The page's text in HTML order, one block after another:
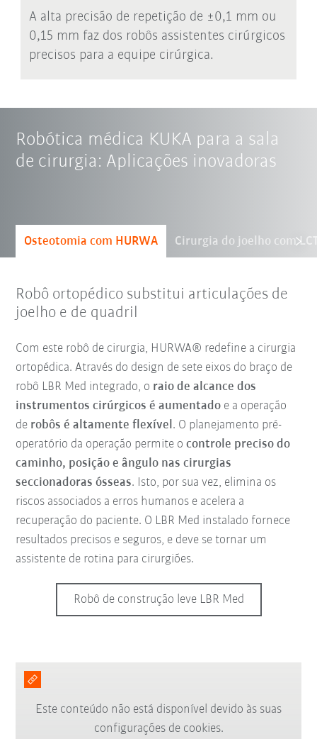
A alta precisão de repetição de ±0,1 mm ou
0,15 mm faz dos robôs assistentes cirúrgicos
precisos para a equipe cirúrgica.
Robótica médica KUKA para a sala
de cirurgia: Aplicações inovadoras
Osteotomia com HURWA Cirurgia do joelho com
Robô ortopédico substitui articulações de
joelho e de quadril
Com este robô de cirurgia, HURWA® redefine a cirurgia
ortopédica. Através do design de sete eixos do braço de
robô LBR Med integrado, o raio de alcance dos
instrumentos cirúrgicos é aumentado e a operação
de robôs é altamente flexível. O planejamento pré-
operatório da operação permite ocontrole preciso do
caminho, posição e ângulo nas cirurgias
seccionadoras ósseas. Isto, por sua vez, elimina os
riscos associados a erros humanos e acelera a
recuperação do paciente. O LBR Med instalado fornece
resultados precisos e seguros, e deve se tornar um
assistente de rotina para cirurgiões.
Robô de construção leve LBR Med
Este conteúdo não está disponível devido às suas
configurações de cookies.